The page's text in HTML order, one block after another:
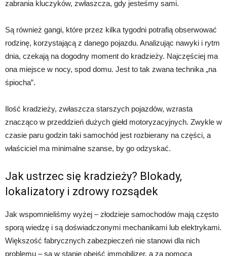
zabrania kluczyków, zwłaszcza, gdy jesteśmy sami.
Są również gangi, które przez kilka tygodni potrafią obserwować
rodzinę, korzystającą z danego pojazdu. Analizując nawyki i rytm
dnia, czekają na dogodny moment do kradzieży. Najczęściej ma
ona miejsce w nocy, spod domu. Jest to tak zwana technika „na
śpiocha”.
Ilość kradzieży, zwłaszcza starszych pojazdów, wzrasta
znacząco w przeddzień dużych giełd motoryzacyjnych. Zwykle w
czasie paru godzin taki samochód jest rozbierany na części, a
właściciel ma minimalne szanse, by go odzyskać.
Jak ustrzec się kradzieży? Blokady,
lokalizatory i zdrowy rozsądek
Jak wspomnieliśmy wyżej – złodzieje samochodów mają często
sporą wiedzę i są doświadczonymi mechanikami lub elektrykami.
Większość fabrycznych zabezpieczeń nie stanowi dla nich
problemu – są w stanie obejść immobilizer, a za pomocą